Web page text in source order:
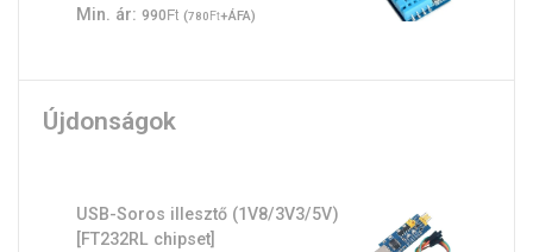
Min. ár: 990Ft (780Ft+ÁFA)
Újdonságok
USB-Soros illesztő (1V8/3V3/5V)
[FT232RL chipset]